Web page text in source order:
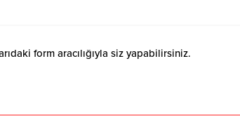
form aracılığıyla siz yapabilirsiniz.